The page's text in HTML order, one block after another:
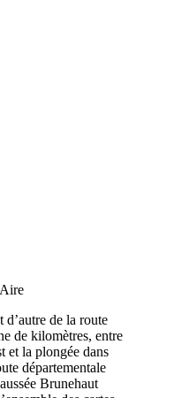
d’autre de la route
de kilomètres, entre
et la plongée dans
départementale
Brunehaut